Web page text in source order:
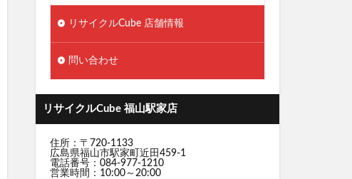
リサイクルCube 店舗情報
問い合わせ
リサイクルCube 福山駅家店
住所：〒720-1133
広島県福山市駅家町近田459-1
電話番号：084-977-1210
営業時間：10:00～20:00